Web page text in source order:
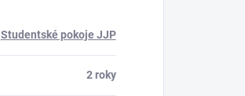
Studentské pokoje JJP
2 roky